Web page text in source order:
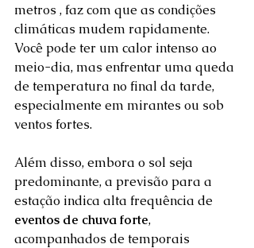
metros , faz com que as condições
climáticas mudem rapidamente.
Você pode ter um calor intenso ao
meio-dia, mas enfrentar uma queda
de temperatura no final da tarde,
especialmente em mirantes ou sob
ventos fortes.
Além disso, embora o sol seja
predominante, a previsão para a
estação indica alta frequência de
eventos de chuva forte,
acompanhados de temporais